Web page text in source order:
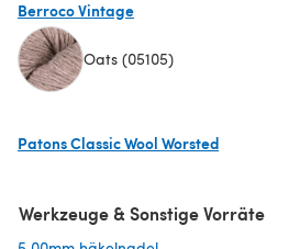
Berroco Vintage
Oats (05105)
Patons Classic Wool Worsted
Werkzeuge & Sonstige Vorräte